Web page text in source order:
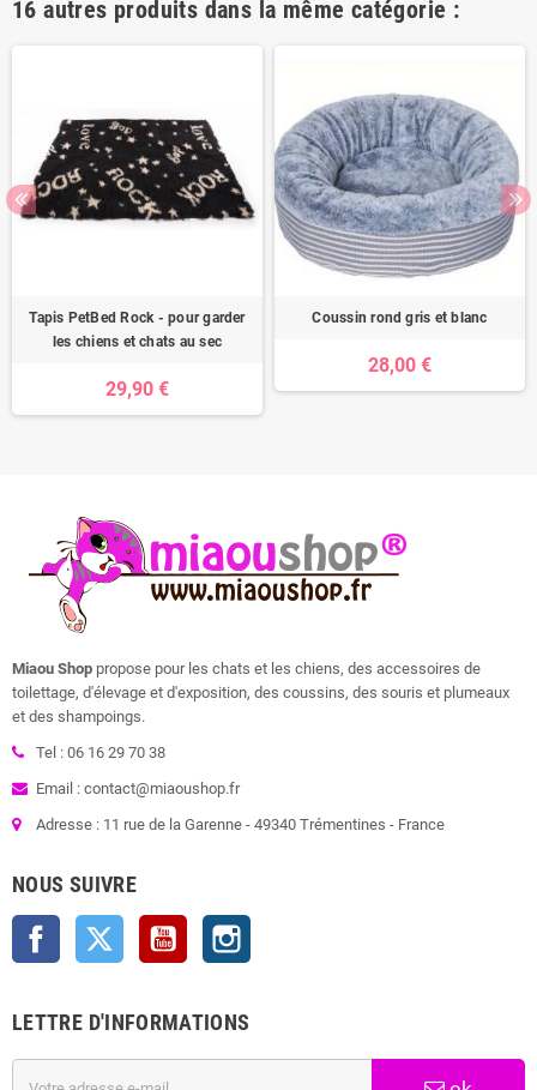
16 autres produits dans la même catégorie :
Tapis PetBed Rock - pour garder
les chiens et chats au sec
29,90 €
Coussin rond gris et blanc
28,00 €
Miaou Shop propose pour les chats et les chiens, des accessoires de
toilettage, d'élevage et d'exposition, des coussins, des souris et plumeaux
et des shampoings.
Tel : 06 16 29 70 38
Email : contact@miaoushop.fr
Adresse : 11 rue de la Garenne - 49340 Trémentines - France
NOUS SUIVRE
Facebook Twitter YouTube
LETTRE D'INFORMATIONS